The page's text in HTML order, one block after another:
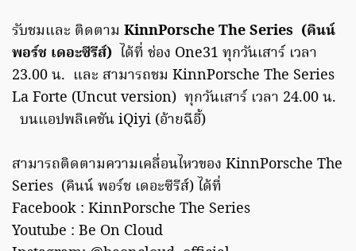
รับชมและ ติดตาม KinnPorsche The Series (คินน์
พอร์ช เดอะซีรีส์) ได้ที่ ช่อง One31 ทุกวันเสาร์ เวลา
23.00 น. และ สามารถชม KinnPorsche The Series
La Forte (Uncut version) ทุกวันเสาร์ เวลา 24.00 น.
บนแอปพลิเคชัน iQiyi (อ้ายฉีอี้)
สามารถติดตามความเคลื่อนไหวของ KinnPorsche The
Series (คินน์ พอร์ช เดอะซีรีส์) ได้ที่
Facebook : KinnPorsche The Series
Youtube : Be On Cloud